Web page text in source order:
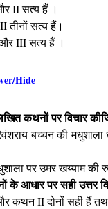
II सत्य हैं ।
तीनों सत्य हैं।
III सत्य हैं ।
Hide
कथनों पर विचार
बच्चन की
पर उमर खय्याम की
के आधार पर सही उत्तर
कथन II दोनों सही हैं